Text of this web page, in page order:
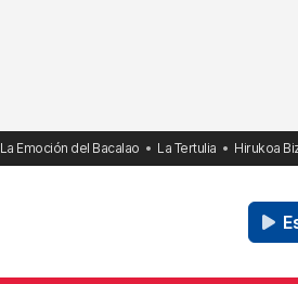
La Emoción del Bacalao La Tertulia Hirukoa